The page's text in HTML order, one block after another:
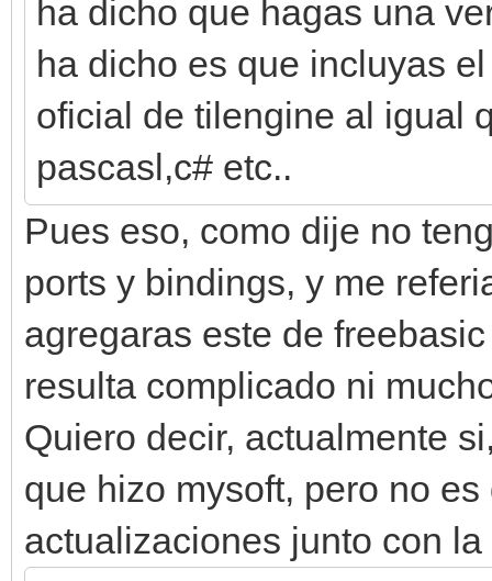
ha dicho que hagas una
ha dicho es que incluyas
oficial de tilengine al igual
pascasl,c# etc..
Pues eso, como dije no
ports y bindings, y me
agregaras este de
resulta complicado ni
Quiero decir, actualmente
que hizo mysoft, pero no
actualizaciones junto con